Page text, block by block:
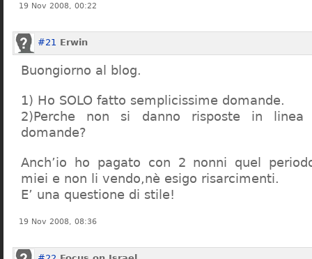
19 Nov 2008, 00:22
#21 Erwin
Buongiorno al blog.
1) Ho SOLO fatto semplicissime domande.
2)Perche non si danno risposte in
domande?
Anch’io ho pagato con 2 nonni quel
miei e non li vendo,nè esigo risarcimenti.
E’ una questione di stile!
19 Nov 2008, 08:36